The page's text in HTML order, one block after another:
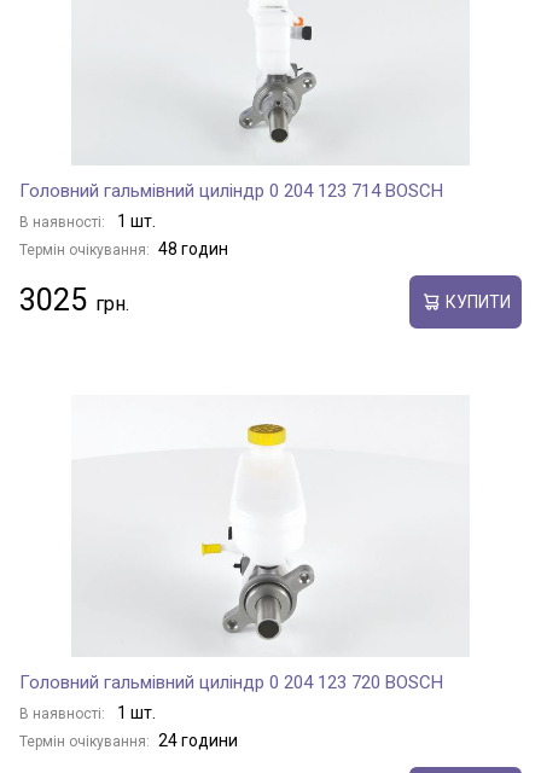
Головний гальмівний циліндр 0 204 123 714 BOSCH
В наявності: 1 шт.
Термін очікування: 48 годин
3025 КУПИТИ
Головний гальмівний циліндр 0 204 123 720 BOSCH
В наявності: 1 шт.
Термін очікування: 24 години